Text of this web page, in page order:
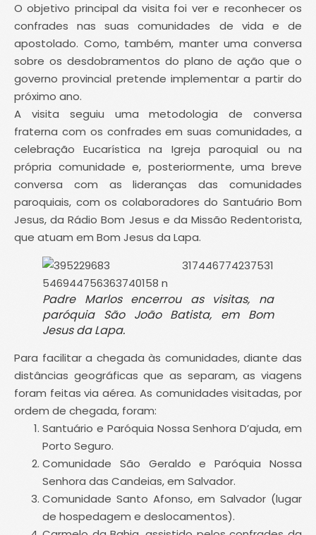
O objetivo principal da visita foi ver e reconhecer os
confrades nas suas comunidades de vida e de
apostolado. Como, também, manter uma conversa
sobre os desdobramentos do plano de ação que o
governo provincial pretende implementar a partir do
próximo ano.
A visita seguiu uma metodologia de conversa
fraterna com os confrades em suas comunidades, a
celebração Eucarística na Igreja paroquial ou na
própria comunidade e, posteriormente, uma breve
conversa com as lideranças das comunidades
paroquiais, com os colaboradores do Santuário Bom
Jesus, da Rádio Bom Jesus e da Missão Redentorista,
que atuam em Bom Jesus da Lapa.
Padre Marlos encerrou as visitas, na
paróquia São João Batista, em Bom
Jesus da Lapa.
Para facilitar a chegada às comunidades, diante das
distâncias geográficas que as separam, as viagens
foram feitas via aérea. As comunidades visitadas, por
ordem de chegada, foram:
Santuário e Paróquia Nossa Senhora D’ajuda, em
Porto Seguro.
Comunidade São Geraldo e Paróquia Nossa
Senhora das Candeias, em Salvador.
Comunidade Santo Afonso, em Salvador (lugar
de hospedagem e deslocamentos).